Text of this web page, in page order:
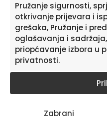
Pružanje sigurnosti,
otkrivanje prijevara i
grešaka, Pružanje i
oglašavanja i
priopćavanje izbora u
privatnosti.
Zabrani
Pretplatite se na
Želite primati savjete i
informacije o novim